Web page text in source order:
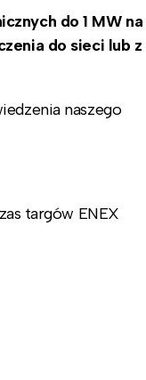
do 1 MW na
do sieci lub z
naszego
targów ENEX